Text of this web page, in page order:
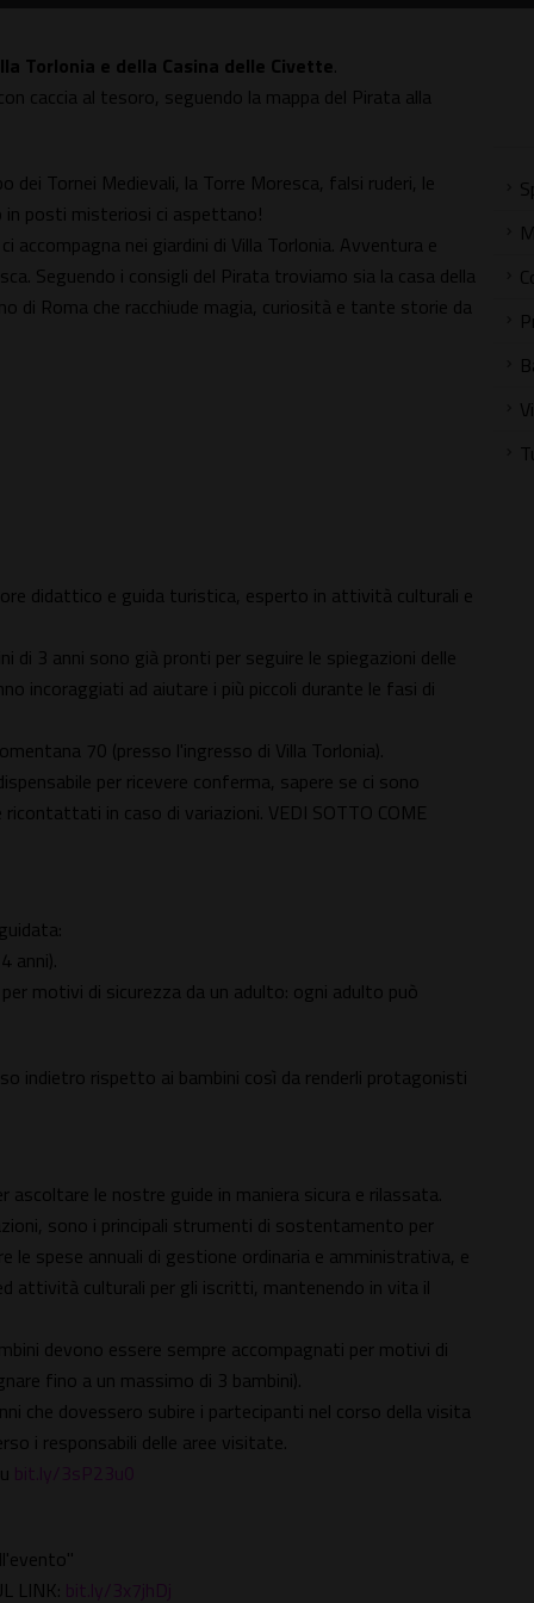
Torlonia e della Casina delle Civette.
caccia al tesoro, seguendo la mappa del Pirata alla
dei Tornei Medievali, la Torre Moresca, falsi ruderi, le
posti misteriosi ci aspettano!
accompagna nei giardini di Villa Torlonia. Avventura e
Seguendo i consigli del Pirata troviamo sia la casa della
di Roma che racchiude magia, curiosità e tante storie da
didattico e guida turistica, esperto in attività culturali e
di 3 anni sono già pronti per seguire le spiegazioni delle
incoraggiati ad aiutare i più piccoli durante le fasi di
70 (presso l'ingresso di Villa Torlonia).
per ricevere conferma, sapere se ci sono
in caso di variazioni. VEDI SOTTO COME
anni).
motivi di sicurezza da un adulto: ogni adulto può
indietro rispetto ai bambini così da renderli protagonisti
le nostre guide in maniera sicura e rilassata.
sono i principali strumenti di sostentamento per
spese annuali di gestione ordinaria e amministrativa, e
attività culturali per gli iscritti, mantenendo in vita il
devono essere sempre accompagnati per motivi di
fino a un massimo di 3 bambini).
che dovessero subire i partecipanti nel corso della visita
i responsabili delle aree visitate.
bit.ly/3sP23u0
LINK: bit.ly/3x7jhDj